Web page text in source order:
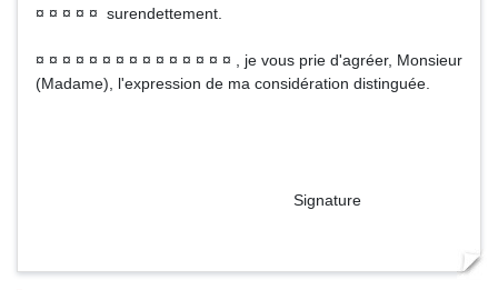
¤ ¤ ¤ ¤ ¤ surendettement.
¤ ¤ ¤ ¤ ¤ ¤ ¤ ¤ ¤ ¤ ¤ ¤ ¤ ¤ ¤ , je vous prie d'agréer, Monsieur
(Madame), l'expression de ma considération distinguée.
Signature